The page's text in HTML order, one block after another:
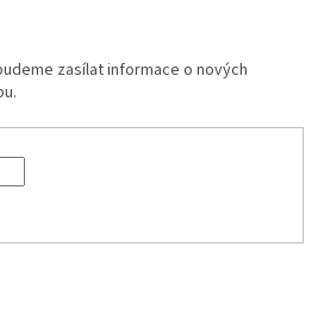
zasílat informace o nových